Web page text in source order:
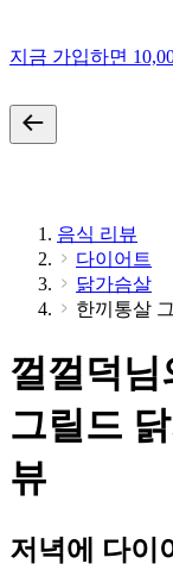
지금 가입하면
음식 리뷰
다이어트
닭가슴살
한끼통살
껄껄덕님
그릴드
뷰
저녁에 다이